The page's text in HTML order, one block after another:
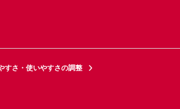
すさ・使いやすさの調整